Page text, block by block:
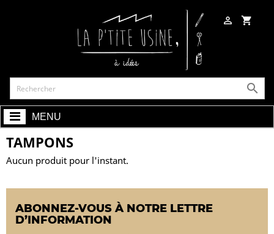
shopping_cart


MENU
TAMPONS
Aucun produit pour l'instant.
ABONNEZ-VOUS À NOTRE LETTRE
D’INFORMATION